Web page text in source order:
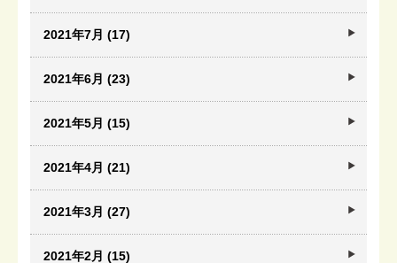
2021年7月 (17)
2021年6月 (23)
2021年5月 (15)
2021年4月 (21)
2021年3月 (27)
2021年2月 (15)